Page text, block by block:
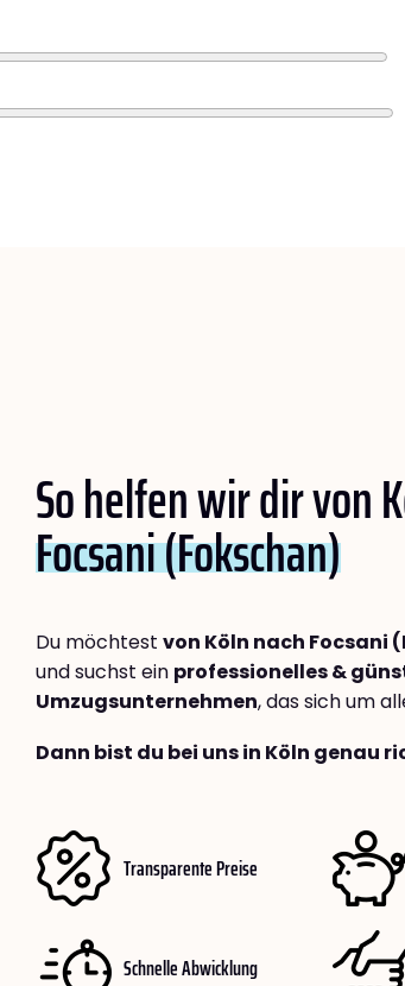
So helfen wir dir von
Focsani (Fokschan)
Du möchtest von Köln nach Focsani
und suchst ein professionelles &
Umzugsunternehmen, das sich um
Dann bist du bei uns in Köln genau
Transparente Preise
Schnelle Abwicklung